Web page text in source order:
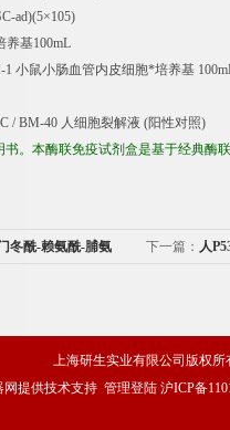
ad)(5×105)
养基100mL
1 小鼠小肠血管内皮细胞*培养基
/ BM-40 人细胞裂解液 (阳性对照)
。本酶联免疫试剂盒是基于经典酶
冬酰-赖氨酰-脯氨 下一篇： 人
上海研生实业有限公司版权所
网提供技术支持 管理登陆 沪ICP备